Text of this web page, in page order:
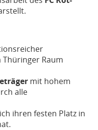
Raum
mit hohem
alle
ihren festen Platz in